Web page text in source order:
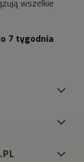
wszelkie
7 tygodnia